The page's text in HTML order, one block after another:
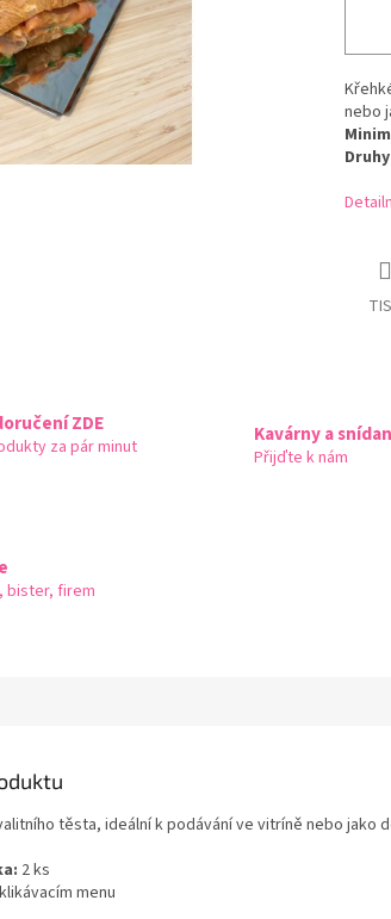
nebo
ZDE
za pár minut
Kavárny a
Přijďte k nám
bister, firem
těsta, ideální k podávání ve vitríně nebo jako
2 ks
menu